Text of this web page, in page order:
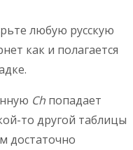
любую русскую
как и полагается
Ch попадает
то другой таблицы
достаточно